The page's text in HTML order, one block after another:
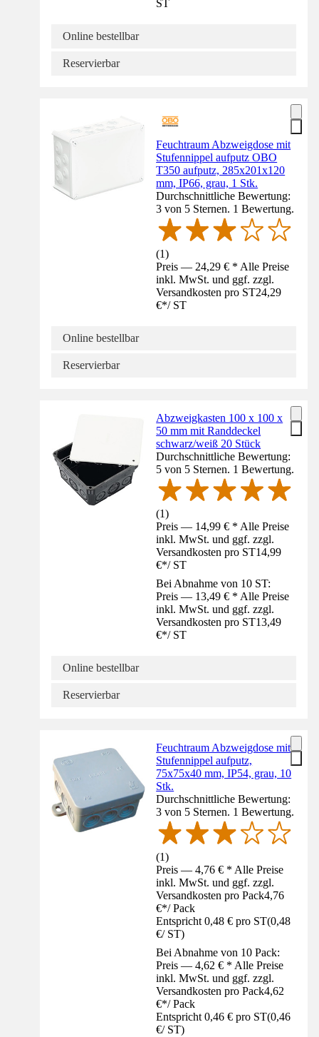
ST
Online bestellbar
Reservierbar
Feuchtraum Abzweigdose mit
Stufennippel aufputz OBO
T350 aufputz, 285x201x120
mm, IP66, grau, 1 Stk.
Durchschnittliche Bewertung:
3 von 5 Sternen. 1 Bewertung.
(1)
Preis — 24,29 € * Alle Preise
inkl. MwSt. und ggf. zzgl.
Versandkosten pro ST24,29
€*/ ST
Online bestellbar
Reservierbar
Abzweigkasten 100 x 100 x
50 mm mit Randdeckel
schwarz/weiß 20 Stück
Durchschnittliche Bewertung:
5 von 5 Sternen. 1 Bewertung.
(1)
Preis — 14,99 € * Alle Preise
inkl. MwSt. und ggf. zzgl.
Versandkosten pro ST14,99
€*/ ST
Bei Abnahme von 10 ST:
Preis — 13,49 € * Alle Preise
inkl. MwSt. und ggf. zzgl.
Versandkosten pro ST13,49
€*/ ST
Online bestellbar
Reservierbar
Feuchtraum Abzweigdose mit
Stufennippel aufputz,
75x75x40 mm, IP54, grau, 10
Stk.
Durchschnittliche Bewertung:
3 von 5 Sternen. 1 Bewertung.
(1)
Preis — 4,76 € * Alle Preise
inkl. MwSt. und ggf. zzgl.
Versandkosten pro Pack4,76
€*/ Pack
Entspricht 0,48 € pro ST(0,48
€/ ST)
Bei Abnahme von 10 Pack:
Preis — 4,62 € * Alle Preise
inkl. MwSt. und ggf. zzgl.
Versandkosten pro Pack4,62
€*/ Pack
Entspricht 0,46 € pro ST(0,46
€/ ST)